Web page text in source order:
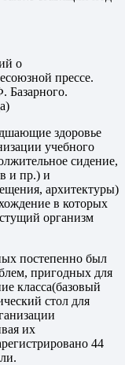
о
прессе.
Базарного.
здоровье
учебного
сидение,
и пр.) и
архитектуры)
в которых
организм
постепенно был
пригодных для
класса(базовый
стол для
их
44